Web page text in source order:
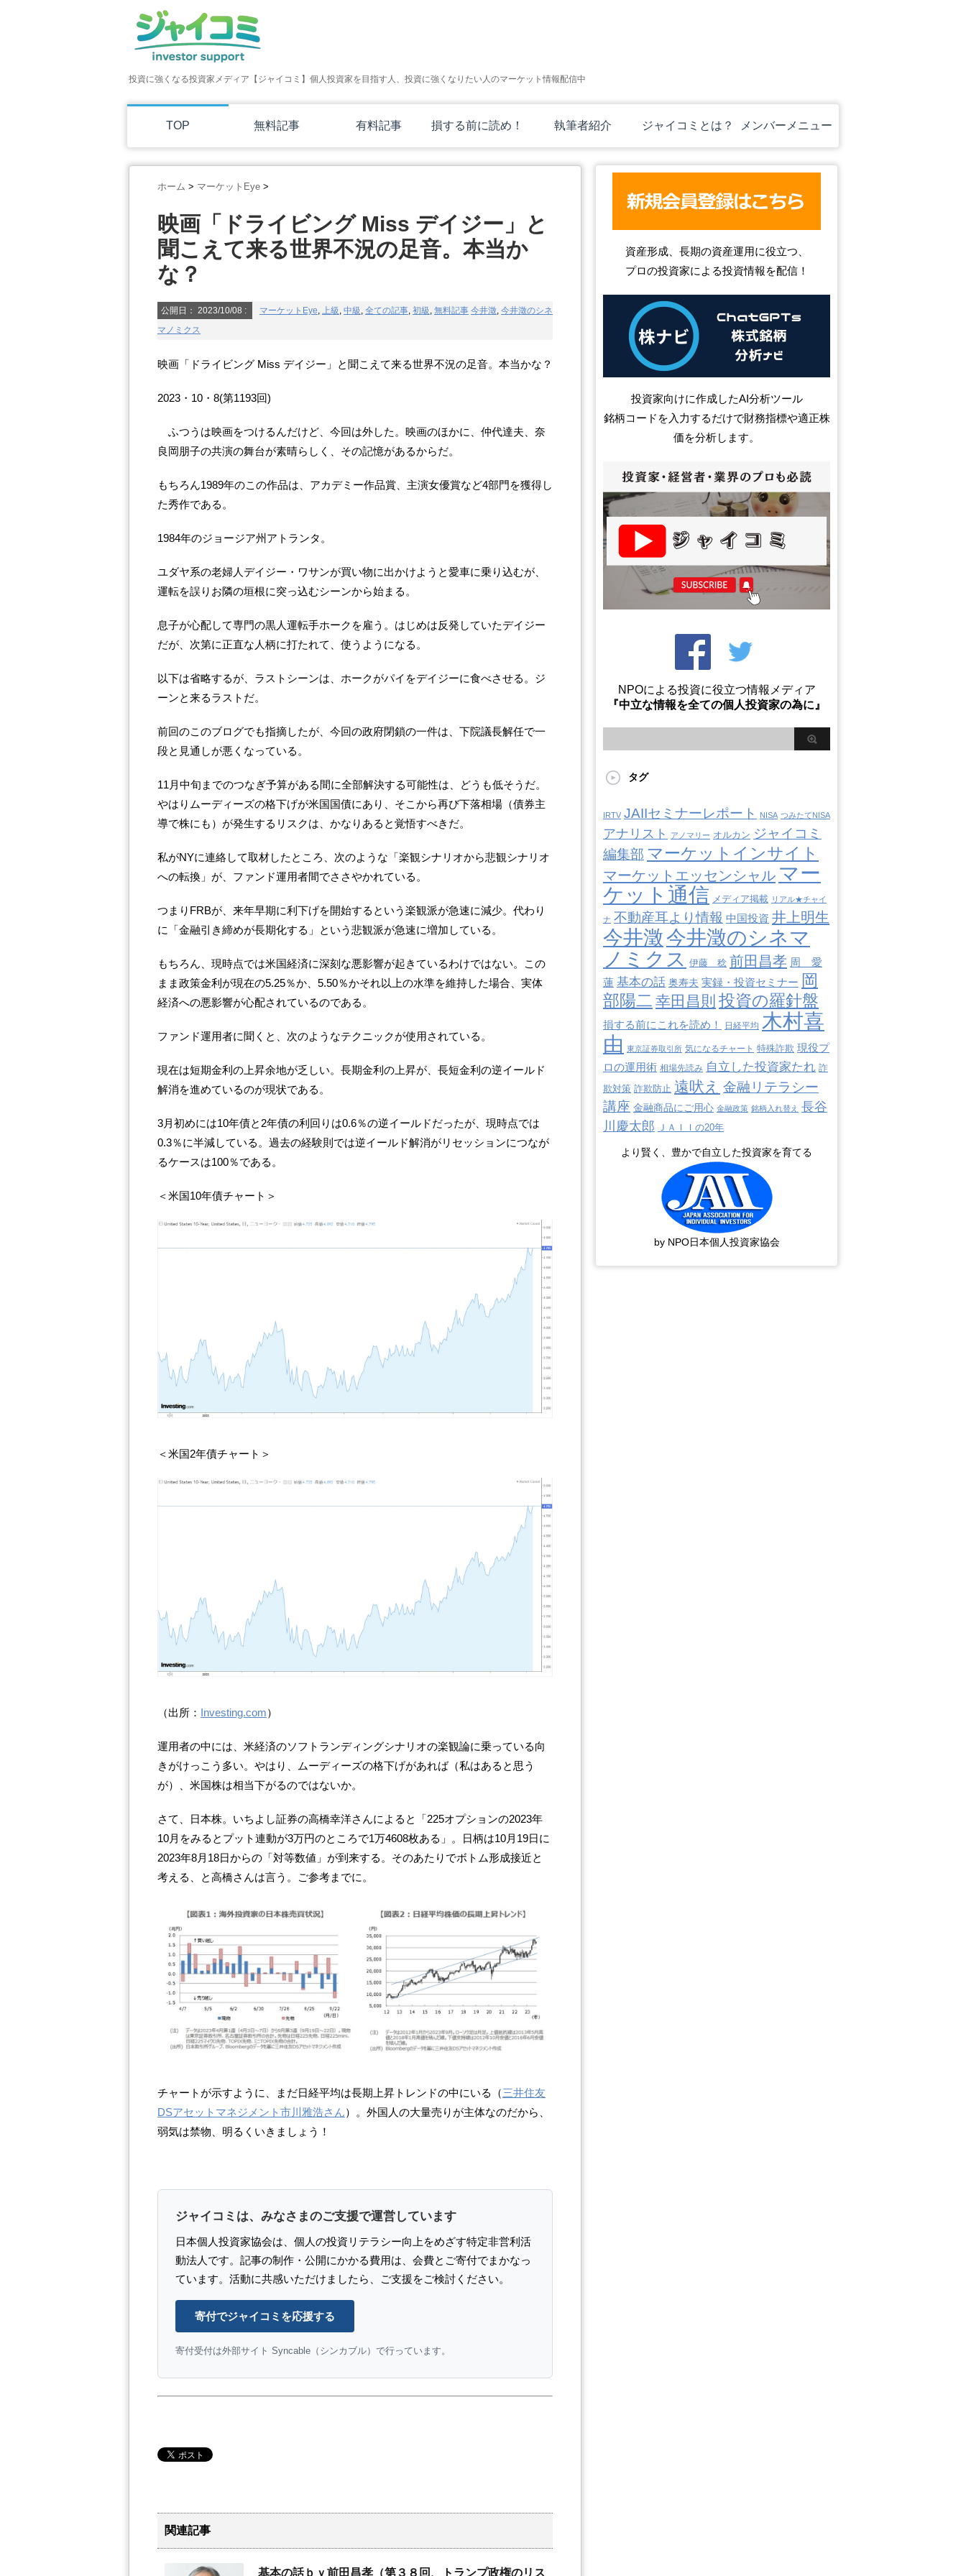
投資に強くなる投資家メディア【ジャイコミ】個人投資家を目指す人、投資に強くなりたい人のマーケット情報配信中
TOP 無料記事 有料記事 損する前に読め！ 執筆者紹介 ジャイコミとは？ メンバーメニュー
ホーム > マーケットEye >
映画「ドライビング Miss デイジー」と
聞こえて来る世界不況の足音。本当か
な？
公開日： 2023/10/08 : マーケットEye, 上級 , 中級 , 全ての記事, 初級 , 無料記事 今井澂, 今井澂のシネ
マノミクス
映画「ドライビング Miss デイジー」と聞こえて来る世界不況の足音。本当かな？
2023・10・8(第1193回)
ふつうは映画をつけるんだけど、今回は外した。映画のほかに、仲代達夫、奈
良岡朋子の共演の舞台が素晴らしく、その記憶があるからだ。
もちろん1989年のこの作品は、アカデミー作品賞、主演女優賞など4部門を獲得し
た秀作である。
1984年のジョージア州アトランタ。
ユダヤ系の老婦人デイジー・ワサンが買い物に出かけようと愛車に乗り込むが、
運転を誤りお隣の垣根に突っ込むシーンから始まる。
息子が心配して専門の黒人運転手ホークを雇う。はじめは反発していたデイジー
だが、次第に正直な人柄に打たれて、使うようになる。
以下は省略するが、ラストシーンは、ホークがパイをデイジーに食べさせる。ジ
ーンと来るラストだ。
前回のこのブログでも指摘したが、今回の政府閉鎖の一件は、下院議長解任で一
段と見通しが悪くなっている。
11月中旬までのつなぎ予算がある間に全部解決する可能性は、どうも低そうだ。
やはりムーディーズの格下げが米国国債にあり、そこから再び下落相場（債券主
導で株にも）が発生するリスクは、かなりあると覚悟すべきだ。
私がNYに連絡して取材したところ、次のような「楽観シナリオから悲観シナリオ
への転換」が、ファンド運用者間でささやかれている。
つまりFRBが、来年早期に利下げを開始するという楽観派が急速に減少。代わり
に「金融引き締めが長期化する」という悲観派が急速に増加している。
もちろん、現時点では米国経済に深刻な悪影響が起きているわけではない。この
まま政策金利が現在の5.25％か、5.50％かそれ以上の水準を維持した場合、実体
経済への悪影響が心配されているのである。
ファンド運用者に聞くと、次のようなテクニックが使用されている。
現在は短期金利の上昇余地が乏しい。長期金利の上昇が、長短金利の逆イールド
解消を進めているのが現状である。
3月初めには10年債と2年債の利回りは0.6％の逆イールドだったが、現時点では
0.3％に半減している。過去の経験則では逆イールド解消がリセッションにつなが
るケースは100％である。
＜米国10年債チャート＞
＜米国2年債チャート＞
（出所： Investing.com）
運用者の中には、米経済のソフトランディングシナリオの楽観論に乗っている向
きがけっこう多い。やはり、ムーディーズの格下げがあれば（私はあると思う
が）、米国株は相当下がるのではないか。
さて、日本株。いちよし証券の高橋幸洋さんによると「225オプションの2023年
10月をみるとプット連動が3万円のところで1万4608枚ある」。日柄は10月19日に
2023年8月18日からの「対等数値」が到来する。そのあたりでボトム形成接近と
考える、と高橋さんは言う。ご参考までに。
チャートが示すように、まだ日経平均は長期上昇トレンドの中にいる（三井住友
DSアセットマネジメント市川雅浩さん）。外国人の大量売りが主体なのだから、
弱気は禁物、明るくいきましょう！
ジャイコミは、みなさまのご支援で運営しています
日本個人投資家協会は、個人の投資リテラシー向上をめざす特定非営利活
動法人です。記事の制作・公開にかかる費用は、会費とご寄付でまかなっ
ています。活動に共感いただけましたら、ご支援をご検討ください。
寄付でジャイコミを応援する
寄付受付は外部サイト Syncable（シンカブル）で行っています。
関連記事
基本の話ｂｙ前田昌孝（第３８回、トランプ政権のリス
資産形成、長期の資産運用に役立つ、
プロの投資家による投資情報を配信！
投資家向けに作成したAI分析ツール
銘柄コードを入力するだけで財務指標や適正株
価を分析します。
NPOによる投資に役立つ情報メディア
『中立な情報を全ての個人投資家の為に』
タグ
IRTV JAIIセミナーレポート NISA つみたてNISA
アナリスト アノマリー オルカン ジャイコミ
編集部 マーケットインサイト
マーケットエッセンシャル マー
ケット通信 メディア掲載 リアル★チャイ
ナ 不動産耳より情報 中国投資 井上明生
今井澂今井澂のシネマ
ノミクス 伊藤 稔 前田昌孝 周 愛
蓮 基本の話 奥寿夫 実録・投資セミナー 岡
部陽二 幸田昌則 投資の羅針盤
損する前にこれを読め！ 日経平均 木村喜
由 東京証券取引所 気になるチャート 特殊詐欺 現役プ
ロの運用術 相場先読み 自立した投資家たれ 詐
欺対策 詐欺防止 遠吠え 金融リテラシー
講座 金融商品にご用心 金融政策 銘柄入れ替え
長谷
川慶太郎 ＪＡＩＩの20年
より賢く、豊かで自立した投資家を育てる
by NPO日本個人投資家協会